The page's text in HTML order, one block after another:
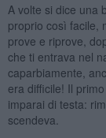
A volte si dice una
proprio così facile,
prove e riprove,
che ti entrava nel
caparbiamente,
era difficile! Il
imparai di testa:
scendeva.